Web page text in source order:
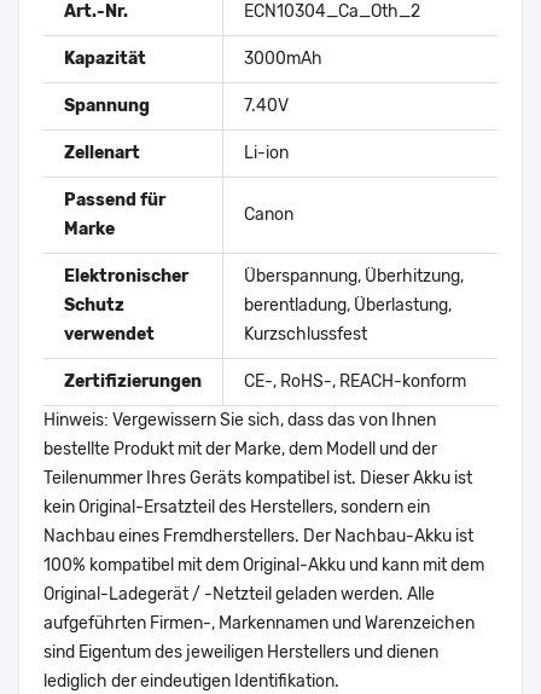
Art.-Nr. ECN10304_Ca_Oth_2
Kapazität 3000mAh
Spannung 7.40V
Zellenart Li-ion
Passend für
Marke
Canon
Elektronischer
Schutz
verwendet
Überspannung, Überhitzung,
berentladung, Überlastung,
Kurzschlussfest
Zertifizierungen
CE-, RoHS-, REACH-konform
Hinweis: Vergewissern Sie sich, dass das von Ihnen
bestellte Produkt mit der Marke, dem Modell und der
Teilenummer Ihres Geräts kompatibel ist. Dieser Akku ist
kein Original-Ersatzteil des Herstellers, sondern ein
Nachbau eines Fremdherstellers. Der Nachbau-Akku ist
100% kompatibel mit dem Original-Akku und kann mit dem
Original-Ladegerät / -Netzteil geladen werden. Alle
aufgeführten Firmen-, Markennamen und Warenzeichen
sind Eigentum des jeweiligen Herstellers und dienen
lediglich der eindeutigen Identifikation.